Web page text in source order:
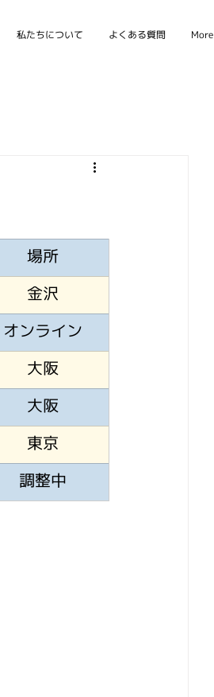
私たちについて よくある質問 More
国際カンファレンス
場所
金沢
オンライン
大阪
大阪
東京
調整中